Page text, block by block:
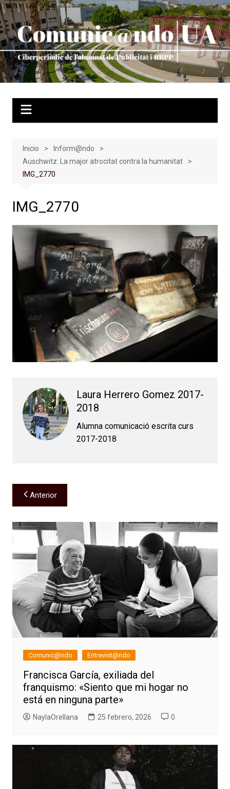
Saltar
al
contenido
Inicio
Inform@ndo
Auschwitz: La major atrocitat contra la humanitat
IMG_2770
IMG_2770
Laura Herrero Gomez 2017-
2018
Alumna comunicació escrita curs
2017-2018
Navegación
de
entradas
Anterior
Comunic@ndo Entrevist@ndo
Francisca García, exiliada del
franquismo: «Siento que mi hogar no
está en ninguna parte»
NaylaOrellana 25 febrero, 2026 0